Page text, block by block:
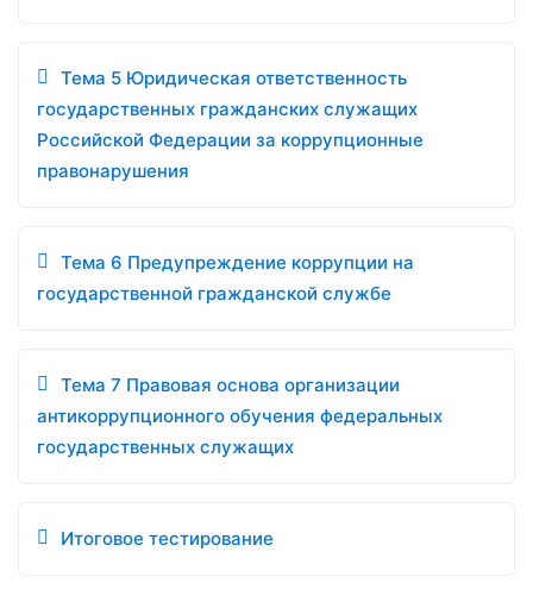
Тема 5 Юридическая ответственность
государственных гражданских служащих
Российской Федерации за коррупционные
правонарушения
Тема 6 Предупреждение коррупции на
государственной гражданской службе
Тема 7 Правовая основа организации
антикоррупционного обучения федеральных
государственных служащих
Итоговое тестирование